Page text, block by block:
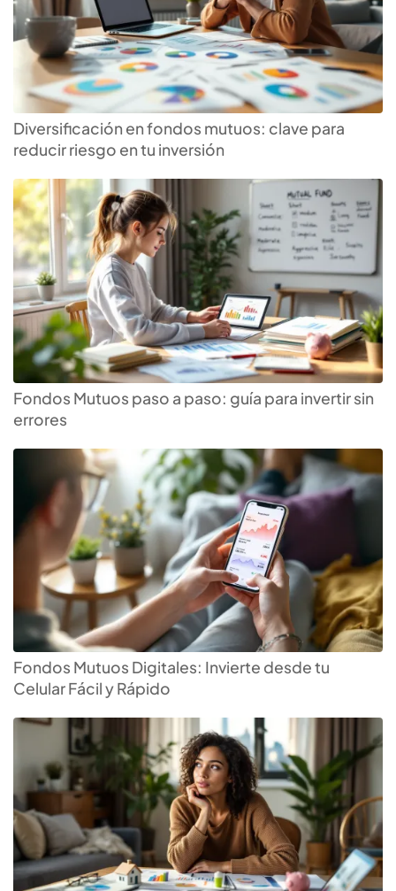
Diversificación en fondos mutuos: clave para
reducir riesgo en tu inversión
Fondos Mutuos paso a paso: guía para invertir sin
errores
Fondos Mutuos Digitales: Invierte desde tu
Celular Fácil y Rápido